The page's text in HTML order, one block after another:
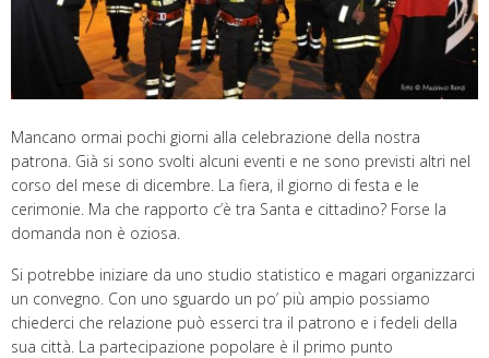
Mancano ormai pochi giorni alla celebrazione della nostra
patrona. Già si sono svolti alcuni eventi e ne sono previsti altri nel
corso del mese di dicembre. La fiera, il giorno di festa e le
cerimonie. Ma che rapporto c’è tra Santa e cittadino? Forse la
domanda non è oziosa.
Si potrebbe iniziare da uno studio statistico e magari organizzarci
un convegno. Con uno sguardo un po’ più ampio possiamo
chiederci che relazione può esserci tra il patrono e i fedeli della
sua città. La partecipazione popolare è il primo punto